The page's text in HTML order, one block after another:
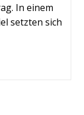
In einem
setzten sich